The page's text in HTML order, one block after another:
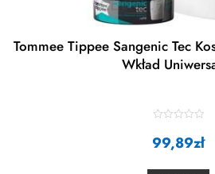
Tommee Tippee Sangenic Tec
Wkład
a
t99,89zł